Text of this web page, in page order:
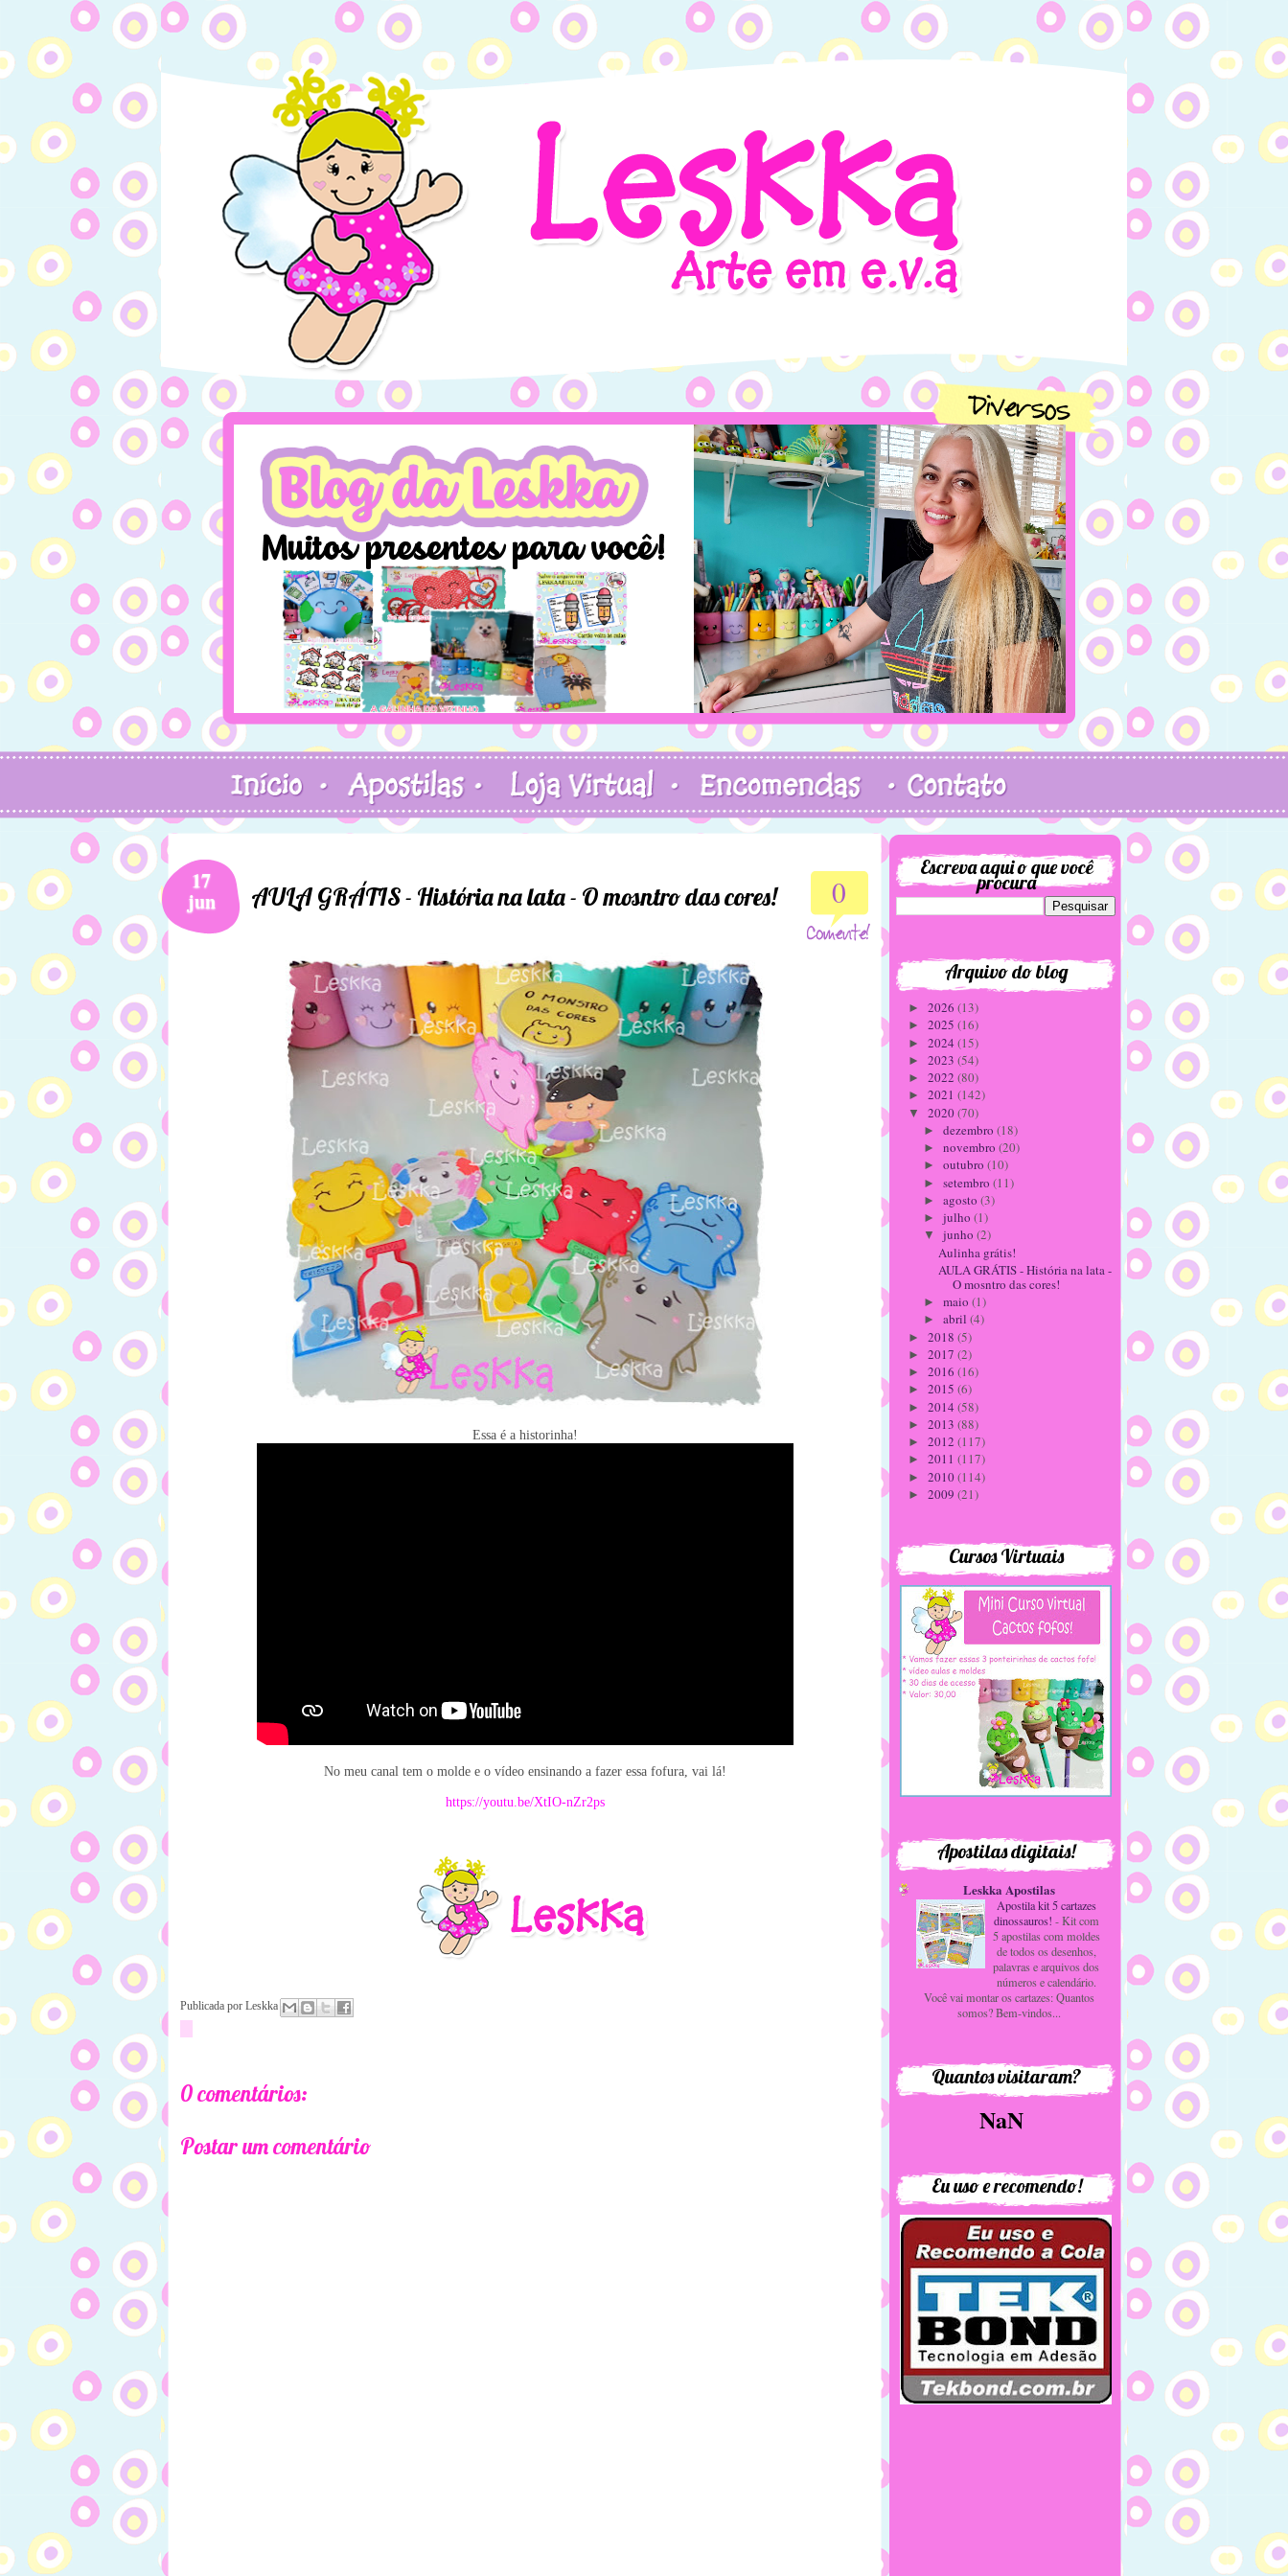
17
jun 0
AULA GRÁTIS - História na lata - O mosntro das cores!
Essa é a historinha!
No meu canal tem o molde e o vídeo ensinando a fazer essa fofura, vai lá!
https://youtu.be/XtIO-nZr2ps
Publicada por Leskka
0 comentários:
Postar um comentário
Escreva aqui o que você
procura
Arquivo do blog
► 2026 (13)
► 2025 (16)
► 2024 (15)
► 2023 (54)
► 2022 (80)
► 2021 (142)
▼ 2020(70)
► dezembro (18)
► novembro (20)
► outubro (10)
► setembro (11)
► agosto (3)
► julho (1)
▼ junho (2)
Aulinha grátis!
AULA GRÁTIS - História na lata -
O mosntro das cores!
► maio (1)
► abril (4)
► 2018 (5)
► 2017 (2)
► 2016 (16)
► 2015 (6)
► 2014 (58)
► 2013 (88)
► 2012 (117)
► 2011 (117)
► 2010(114)
► 2009 (21)
Cursos Virtuais
Apostilas digitais!
Leskka Apostilas
Apostila kit 5 cartazes
dinossauros! -Kit com
5 apostilas com moldes
de todos os desenhos,
palavras e arquivos dos
números e calendário.
Você vai montar os cartazes: Quantos
somos? Bem-vindos...
Quantos visitaram?
NaN
Eu uso e recomendo!